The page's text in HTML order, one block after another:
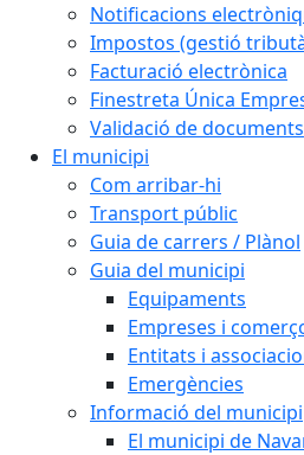
Notificacions
Impostos (gestió
Facturació electrònica
Finestreta Única
Validació de documents
El municipi
Com arribar-hi
Transport públic
Guia de carrers / Plànol
Guia del municipi
Equipaments
Empreses i
Entitats i
Emergències
Informació del municipi
El municipi de